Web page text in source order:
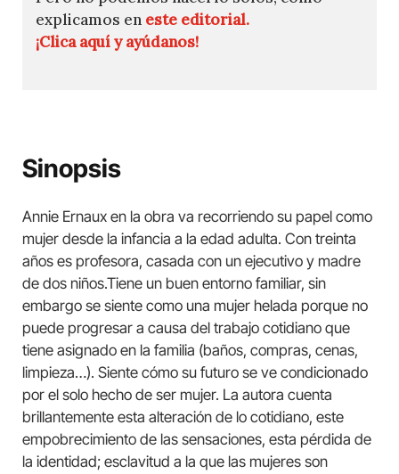
explicamos en este editorial.
¡Clica aquí y ayúdanos!
Sinopsis
Annie Ernaux en la obra va recorriendo su papel como
mujer desde la infancia a la edad adulta. Con treinta
años es profesora, casada con un ejecutivo y madre
de dos niños.Tiene un buen entorno familiar, sin
embargo se siente como una mujer helada porque no
puede progresar a causa del trabajo cotidiano que
tiene asignado en la familia (baños, compras, cenas,
limpieza…). Siente cómo su futuro se ve condicionado
por el solo hecho de ser mujer. La autora cuenta
brillantemente esta alteración de lo cotidiano, este
empobrecimiento de las sensaciones, esta pérdida de
la identidad; esclavitud a la que las mujeres son